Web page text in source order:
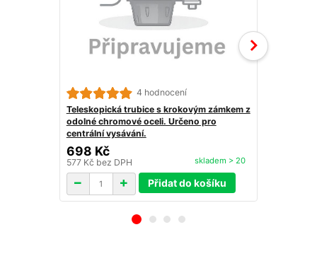
4 hodnocení
Teleskopická trubice s krokovým zámkem z
odolné chromové oceli. Určeno pro
centrální vysávání.
698 Kč
577 Kč bez DPH skladem > 20
Přidat do košíku